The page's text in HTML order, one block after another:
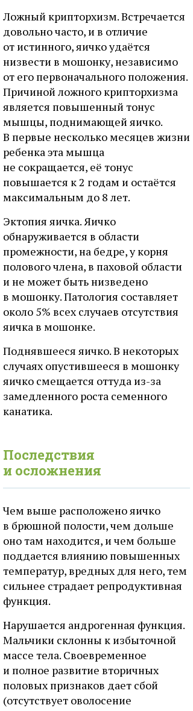
Ложный крипторхизм. Встречается
довольно часто, и в отличие
от истинного, яичко удаётся
низвести в мошонку, независимо
от его первоначального положения.
Причиной ложного крипторхизма
является повышенный тонус
мышцы, поднимающей яичко.
В первые несколько месяцев жизни
ребенка эта мышца
не сокращается, её тонус
повышается к 2 годам и остаётся
максимальным до 8 лет.
Эктопия яичка. Яичко
обнаруживается в области
промежности, на бедре, у корня
полового члена, в паховой области
и не может быть низведено
в мошонку. Патология составляет
около 5% всех случаев отсутствия
яичка в мошонке.
Поднявшееся яичко. В некоторых
случаях опустившееся в мошонку
яичко смещается оттуда из-за
замедленного роста семенного
канатика.
Последствия
и осложнения
Чем выше расположено яичко
в брюшной полости, чем дольше
оно там находится, и чем больше
поддается влиянию повышенных
температур, вредных для него, тем
сильнее страдает репродуктивная
функция.
Нарушается андрогенная функция.
Мальчики склонны к избыточной
массе тела. Своевременное
и полное развитие вторичных
половых признаков дает сбой
(отсутствует оволосение